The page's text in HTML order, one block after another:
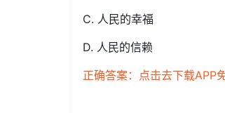
C. 人民的幸福
D. 人民的信赖
正确答案：点击去下载APP